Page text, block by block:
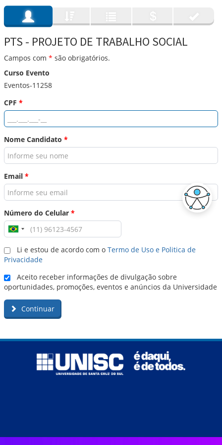
PTS - PROJETO DE TRABALHO SOCIAL
Campos com * são obrigatórios.
Curso Evento
Eventos-11258
CPF *
Nome Candidato *
Email *
Número do Celular *
Li e estou de acordo com o Termo de Uso e Politica de
Privacidade
Aceito receber informações de divulgação sobre
oportunidades, promoções, eventos e anúncios da Universidade
Continuar